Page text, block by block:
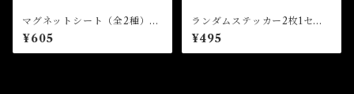
マグネットシート（全2種）★
35th Birthday Event
¥605
ランダムステッカー2枚1セッ
ト（全10種）★35th Birthda
y Event
¥495